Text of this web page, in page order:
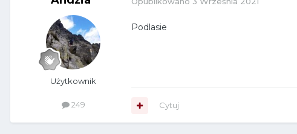
Użytkownik
249
Podlasie
Cytuj